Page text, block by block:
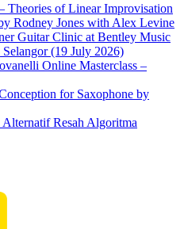
of Linear Improvisation
Rodney Jones with Alex Levine
Guitar Clinic at Bentley Music
(19 July 2026)
Online Masterclass –
for Saxophone by
Resah Algoritma